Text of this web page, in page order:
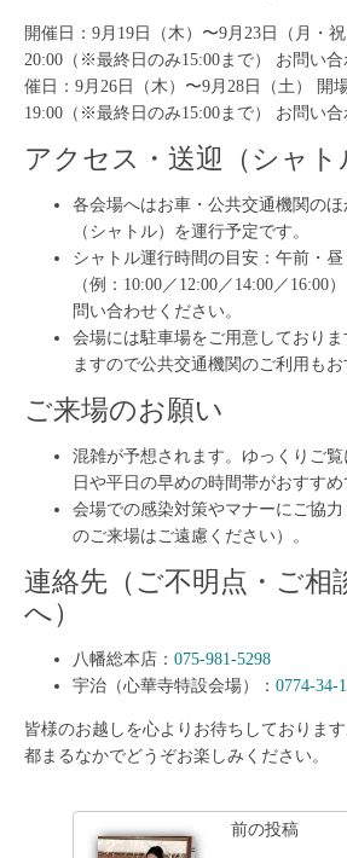
開催日：9月19日（木）〜9月23日（月・
20:00（※最終日のみ15:00まで） お問い合
催日：9月26日（木）〜9月28日（土） 開
19:00（※最終日のみ15:00まで） お問い合
アクセス・送迎（シャト
各会場へはお車・公共交通機関の
（シャトル）を運行予定です。
シャトル運行時間の目安：午前・
（例：10:00／12:00／14:00／
問い合わせください。
会場には駐車場をご用意しており
ますので公共交通機関のご利用もお
ご来場のお願い
混雑が予想されます。ゆっくりご
日や平日の早めの時間帯がおすすめ
会場での感染対策やマナーにご協
のご来場はご遠慮ください）。
連絡先（ご不明点・ご相
へ）
八幡総本店： 075-981-5298
宇治（心華寺特設会場）： 0774-34-
皆様のお越しを心よりお待ちしておりま
都まるなかでどうぞお楽しみください。
前の投稿